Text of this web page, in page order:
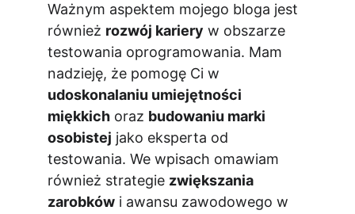
Ważnym aspektem mojego bloga jest
również rozwój kariery w obszarze
testowania oprogramowania. Mam
nadzieję, że pomogę Ci w
udoskonalaniu umiejętności
miękkich oraz budowaniu marki
osobistej jako eksperta od
testowania. We wpisach omawiam
również strategie zwiększania
zarobków i awansu zawodowego w